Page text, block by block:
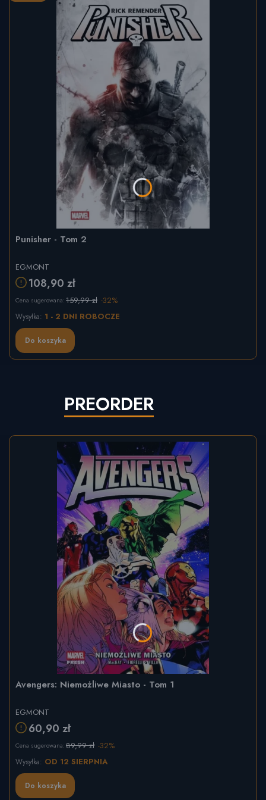
Punisher - Tom 2
EGMONT
108,90 zł
Cena sugerowana: 159,99 zł -32%
Do koszyka
Wysyłka: 1 - 2 DNI ROBOCZE
PREORDER
Avengers: Niemożliwe Miasto - Tom 1
EGMONT
60,90 zł
Cena sugerowana: 89,99 zł -32%
Do koszyka
Wysyłka: OD 12 SIERPNIA